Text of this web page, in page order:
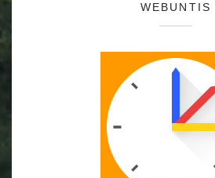
WEBUNTIS